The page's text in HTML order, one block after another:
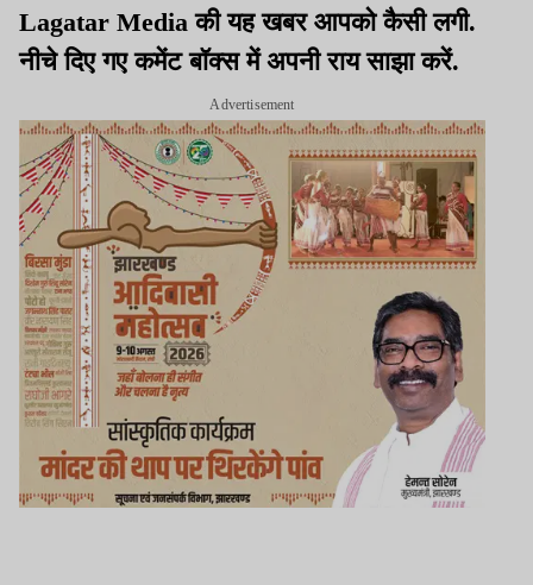
Lagatar Media की यह खबर आपको कैसी लगी.
नीचे दिए गए कमेंट बॉक्स में अपनी राय साझा करें.
Advertisement